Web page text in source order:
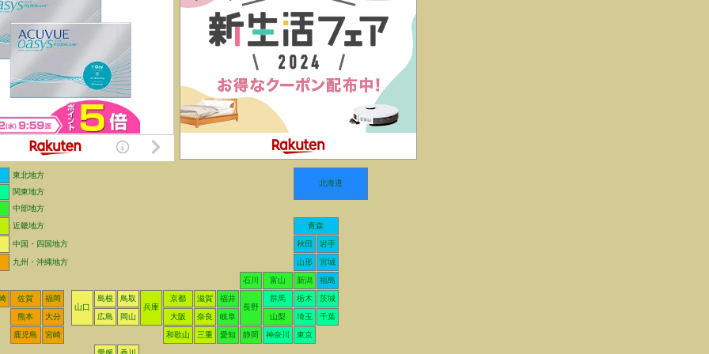
東北地方
北海道
関東地方
中部地方
近畿地方
青森
中国・四国地方 秋田 岩手
九州・沖縄地方 山形 宮城
石川 富山 新潟 福島
佐賀
福岡
山口
島根
鳥取
兵庫
京都 滋賀
福井
長野
群馬 栃木 茨城
熊本 大分 広島 岡山 大阪 奈良 岐阜 山梨 埼玉 千葉
鹿児島 宮崎 和歌山 三重 愛知 静岡 神奈川 東京